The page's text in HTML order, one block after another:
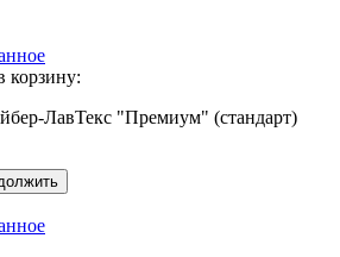
корзину:
ЛавТекс "Премиум" (стандарт)